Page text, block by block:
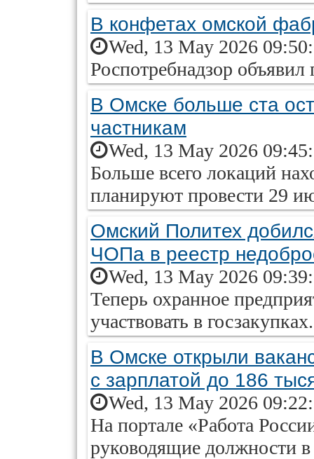
В конфетах омской
Wed, 13 May 2026
Роспотребнадзор
В Омске больше ста
частникам
Wed, 13 May 2026
Больше всего локаций
планируют провести 29
Омский Политех
ЧОПа в реестр
Wed, 13 May 2026
Теперь охранное
участвовать в госзакупках.
В Омске открыли
с зарплатой до 186
Wed, 13 May 2026
На портале «Работа
руководящие должности